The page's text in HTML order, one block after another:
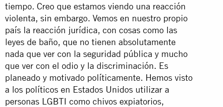
tiempo. Creo que estamos viendo una reacción
violenta, sin embargo. Vemos en nuestro propio
país la reacción jurídica, con cosas como las
leyes de baño, que no tienen absolutamente
nada que ver con la seguridad pública y mucho
que ver con el odio y la discriminación. Es
planeado y motivado políticamente. Hemos visto
a los políticos en Estados Unidos utilizar a
personas LGBTI como chivos expiatorios,